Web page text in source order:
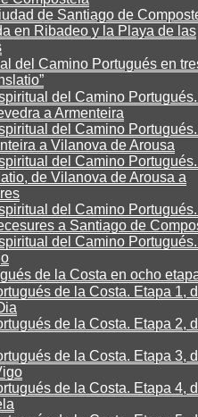
de Santiago de
en Ribadeo y la Playa de las
del Camino Portugués en
del Camino
a Armenteira
del Camino
a Vilanova de Arousa
del Camino
de Vilanova de Arousa a
del Camino
a Santiago de
del Camino
de la Costa en ocho
de la Costa. Etapa 1,
de la Costa. Etapa 2,
de la Costa. Etapa 3,
de la Costa. Etapa 4,